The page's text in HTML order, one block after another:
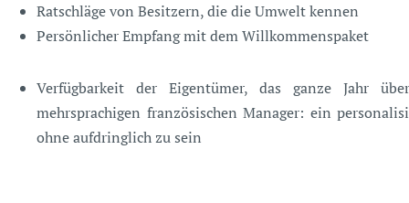
Ratschläge von Besitzern, die die Umwelt kennen
Persönlicher Empfang mit dem Willkommenspaket
Verfügbarkeit der Eigentümer, das ganze Jahr
mehrsprachigen französischen Manager: ein
ohne aufdringlich zu sein